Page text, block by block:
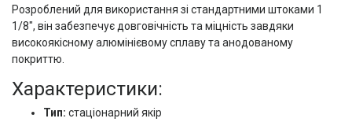
Розроблений для використання зі стандартними штоками 1
1/8", він забезпечує довговічність та міцність завдяки
високоякісному алюмінієвому сплаву та анодованому
покриттю.
Характеристики:
Тип: стаціонарний якір